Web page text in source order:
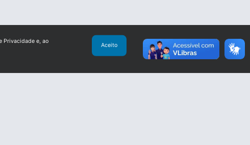
Privacidade e, ao
Aceito